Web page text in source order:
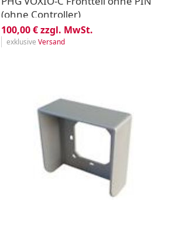
(ohne Controller)
100,00 € zzgl. MwSt.
exklusive Versand